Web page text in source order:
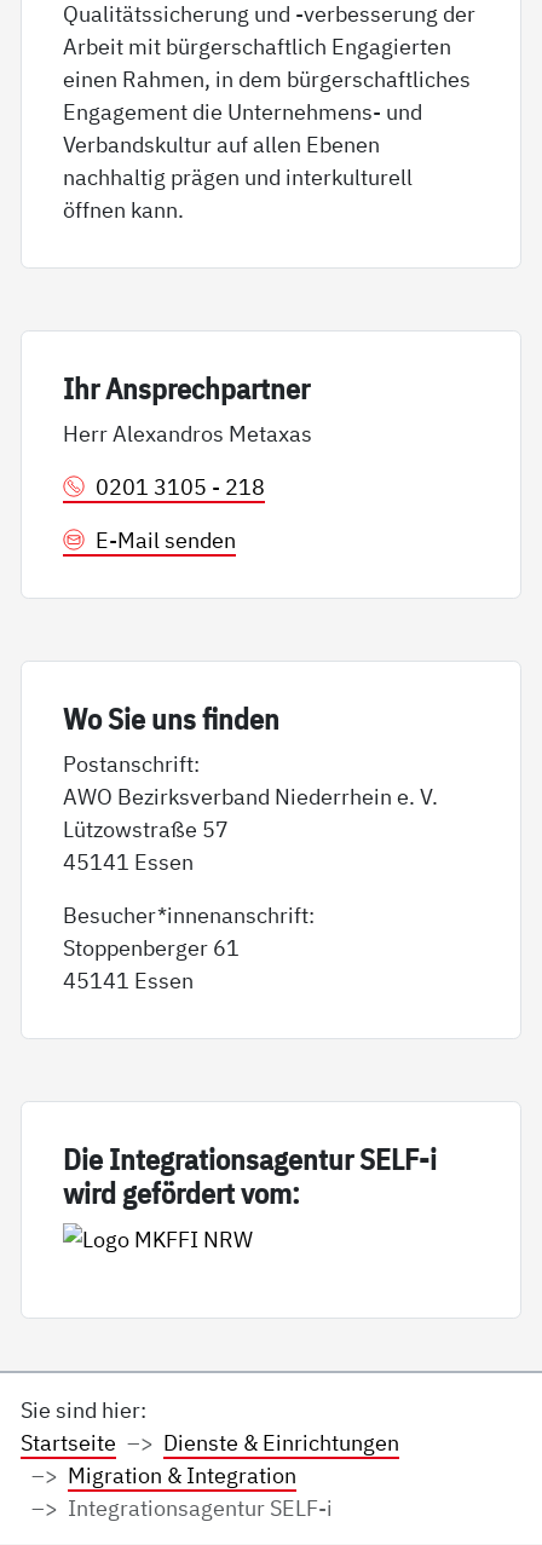
Qualitätssicherung und -verbesserung der
Arbeit mit bürgerschaftlich Engagierten
einen Rahmen, in dem bürgerschaftliches
Engagement die Unternehmens- und
Verbandskultur auf allen Ebenen
nachhaltig prägen und interkulturell
öffnen kann.
Ihr An­sp­rech­part­ner
Herr Alexandros Metaxas
0201 3105 - 218
E-Mail senden
Wo Sie uns fin­den
Postanschrift:
AWO Bezirksverband Niederrhein e. V.
Lützowstraße 57
45141 Essen
Besucher*innenanschrift:
Stoppenberger 61
45141 Essen
Die In­te­g­ra­ti­on­sa­gen­tur SELF-i
wird ge­för­dert vom:
Sie sind hier:
Startseite
Dienste & Einrichtungen
Migration & Integration
Integrationsagentur SELF-i